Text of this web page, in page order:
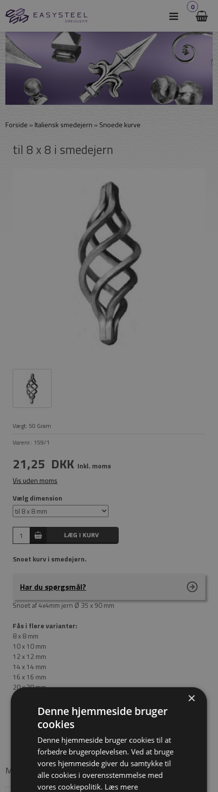
0
Forside » Italiensk smedejern » Snoede kurve
til 8 x 8 i smedejern
Vægt: 50 Gram
Varenr.: 159/1
21,25 DKK Inkl. moms
Vis uden moms
Vælg dimension
Snoet kurv i smedejern.
Har du spørgsmål?
Snoet af 4x4mm jern Ø 35 x 90 mm
Fås i flere varianter:
8 x 8 mm
10 x 10 mm
12 x 12 mm
14 x 14 mm
16 x 16 mm
20 x 20 mm
24 x 24 mm
30 x 30 mm
Måske er du også interesseret i følgende produkter
×
Denne hjemmeside bruger
cookies
Denne hjemmeside bruger cookies til at
forbedre brugeroplevelsen. Ved at bruge
vores hjemmeside giver du samtykke til
alle cookies i overensstemmelse med
vores cookiepolitik. Læs mere